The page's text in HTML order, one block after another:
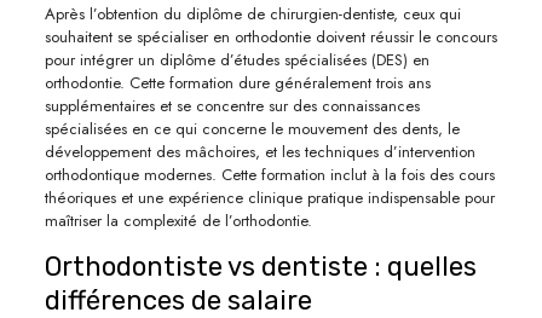
Après l’obtention du diplôme de chirurgien-dentiste, ceux qui
souhaitent se spécialiser en orthodontie doivent réussir le concours
pour intégrer un diplôme d’études spécialisées (DES) en
orthodontie. Cette formation dure généralement trois ans
supplémentaires et se concentre sur des connaissances
spécialisées en ce qui concerne le mouvement des dents, le
développement des mâchoires, et les techniques d’intervention
orthodontique modernes. Cette formation inclut à la fois des cours
théoriques et une expérience clinique pratique indispensable pour
maîtriser la complexité de l’orthodontie.
Orthodontiste vs dentiste : quelles
différences de salaire